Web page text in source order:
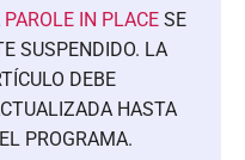
PAROLE IN PLACE SE
SUSPENDIDO. LA
DEBE
HASTA
PROGRAMA.